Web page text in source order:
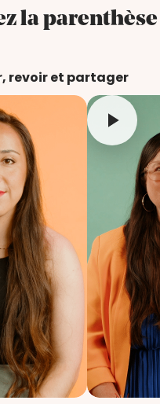
la parenthèse
revoir et partager